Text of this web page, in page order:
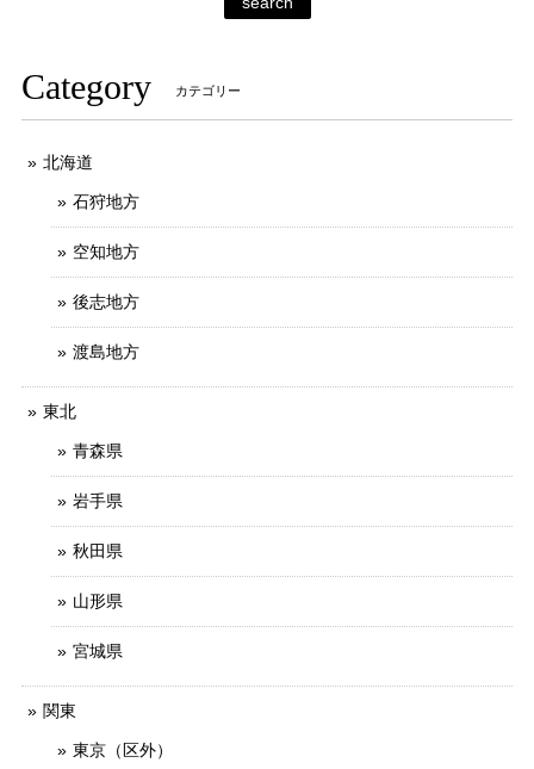
Category カテゴリー
北海道
石狩地方
空知地方
後志地方
渡島地方
東北
青森県
岩手県
秋田県
山形県
宮城県
関東
東京（区外）